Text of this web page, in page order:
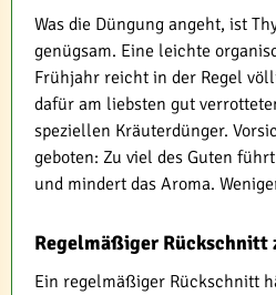
Was die Düngung angeht, ist
genügsam. Eine leichte
Frühjahr reicht in der Regel
dafür am liebsten gut
speziellen Kräuterdünger.
geboten: Zu viel des Guten
und mindert das Aroma.
Regelmäßiger Rückschnitt
Ein regelmäßiger Rückschnitt